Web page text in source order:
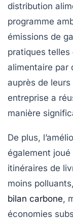
distribution
programme
émissions de
pratiques telles
alimentaire par
auprès de
entreprise a
manière
De plus,
également
itinéraires de
moins
bilan carbone,
économies